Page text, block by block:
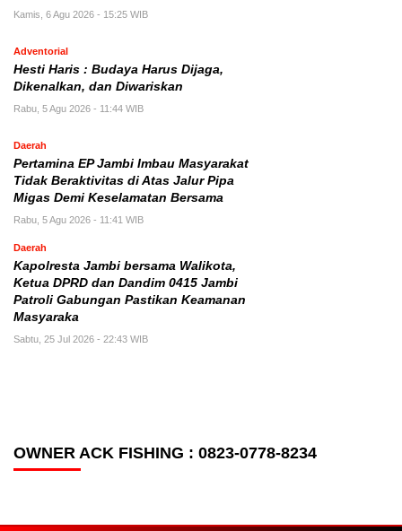
Kamis, 6 Agu 2026 - 15:25 WIB
Adventorial
Hesti Haris : Budaya Harus Dijaga,
Dikenalkan, dan Diwariskan
Rabu, 5 Agu 2026 - 11:44 WIB
Daerah
Pertamina EP Jambi Imbau Masyarakat
Tidak Beraktivitas di Atas Jalur Pipa
Migas Demi Keselamatan Bersama
Rabu, 5 Agu 2026 - 11:41 WIB
Daerah
Kapolresta Jambi bersama Walikota,
Ketua DPRD dan Dandim 0415 Jambi
Patroli Gabungan Pastikan Keamanan
Masyaraka
Sabtu, 25 Jul 2026 - 22:43 WIB
OWNER ACK FISHING : 0823-0778-8234